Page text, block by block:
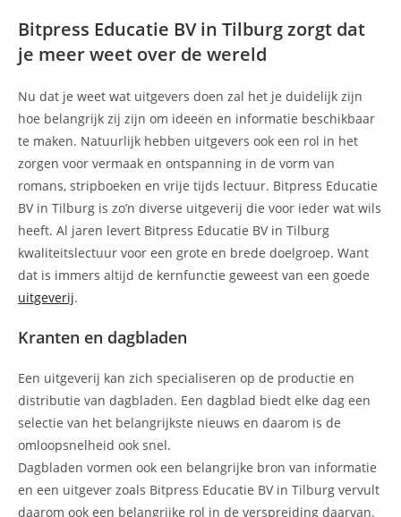
Bitpress Educatie BV in Tilburg zorgt dat
je meer weet over de wereld
Nu dat je weet wat uitgevers doen zal het je duidelijk zijn
hoe belangrijk zij zijn om ideeën en informatie beschikbaar
te maken. Natuurlijk hebben uitgevers ook een rol in het
zorgen voor vermaak en ontspanning in de vorm van
romans, stripboeken en vrije tijds lectuur. Bitpress Educatie
BV in Tilburg is zo’n diverse uitgeverij die voor ieder wat wils
heeft. Al jaren levert Bitpress Educatie BV in Tilburg
kwaliteitslectuur voor een grote en brede doelgroep. Want
dat is immers altijd de kernfunctie geweest van een goede
uitgeverij.
Kranten en dagbladen
Een uitgeverij kan zich specialiseren op de productie en
distributie van dagbladen. Een dagblad biedt elke dag een
selectie van het belangrijkste nieuws en daarom is de
omloopsnelheid ook snel.
Dagbladen vormen ook een belangrijke bron van informatie
en een uitgever zoals Bitpress Educatie BV in Tilburg vervult
daarom ook een belangrijke rol in de verspreiding daarvan.